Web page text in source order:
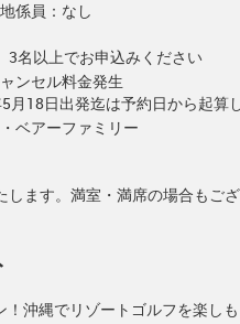
係員：なし
名以上でお申込みください
ンセル料金発生
月18日出発迄は予約日から起算
ベアーファミリー
ます。満室・満席の場合もござ
沖縄でリゾートゴルフを楽しも